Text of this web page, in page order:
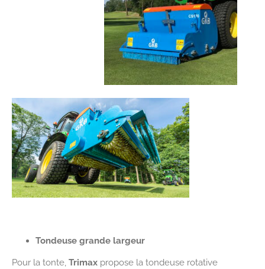
Tondeuse grande largeur
Pour la tonte, Trimax propose la tondeuse rotative